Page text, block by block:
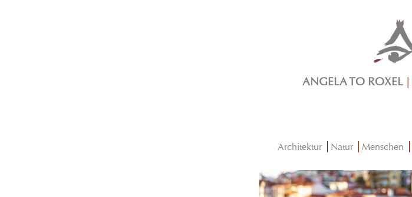
ANGELA TO ROXEL
Architektur Natur Menschen